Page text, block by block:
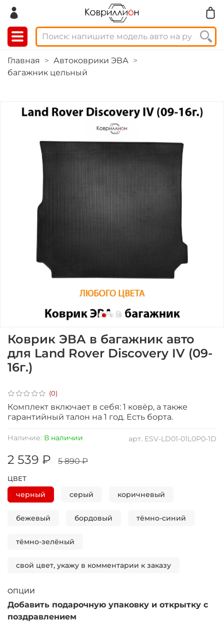
Главная
Автоковрики ЭВА
багажник цельный
(0)
арт. ESV-LD01-01L0P0-1D
Наличие: В наличии
Коврик ЭВА в багажник авто
для Land Rover Discovery IV (09-
16г.)
2 539 ₽ 5 890 ₽
ЦВЕТ
черный серый коричневый
бежевый бордовый тёмно-синий
тёмно-зелёный
свой цвет, укажу в комментарии к заказу
ОПЦИИ
Добавить подарочную упаковку и открытку с
поздравлением
Комплект включает в себя: 1 ковёр, а также
гарантийный талон на 1 год. Есть борта.